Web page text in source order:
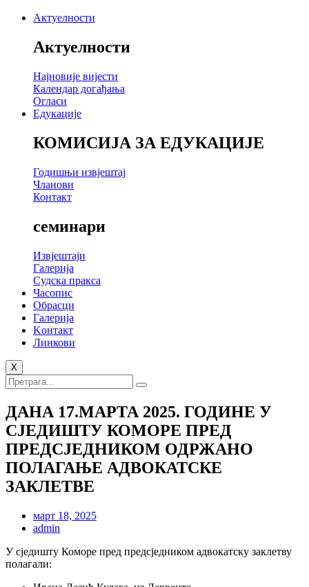
Актуелности
Актуелности
Најновије вијести
Календар догађања
Огласи
Едукације
КОМИСИЈА ЗА ЕДУКАЦИЈЕ
Годишњи извјештај
Чланови
Контакт
семинари
Извјештаји
Галерија
Судска пракса
Часопис
Обрасци
Галерија
Kонтакт
Линкови
X
ДАНА 17.МАРТА 2025. ГОДИНЕ У
СЈЕДИШТУ КОМОРЕ ПРЕД
ПРЕДСЈЕДНИКОМ ОДРЖАНО
ПОЛАГАЊЕ АДВОКАТСКЕ
ЗАКЛЕТВЕ
март 18, 2025
admin
У сједишту Коморе пред предсједником адвокатску заклетву
полагали: